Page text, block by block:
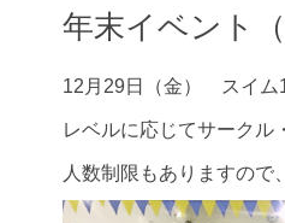
年末イベント
12 月 29 日（金） スイム
レベルに応じてサークル
人数制限もありますので